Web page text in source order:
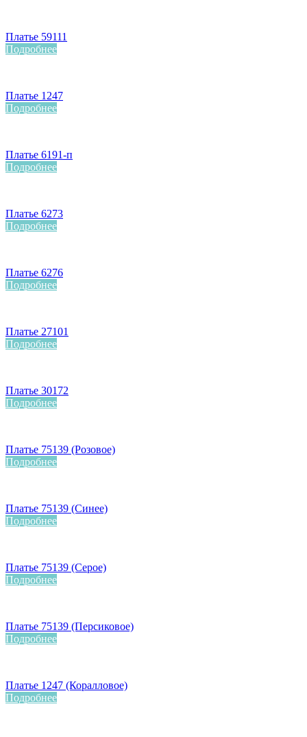
Платье 59111
Подробнее
Платье 1247
Подробнее
Платье 6191-п
Подробнее
Платье 6273
Подробнее
Платье 6276
Подробнее
Платье 27101
Подробнее
Платье 30172
Подробнее
Платье 75139 (Розовое)
Подробнее
Платье 75139 (Синее)
Подробнее
Платье 75139 (Серое)
Подробнее
Платье 75139 (Персиковое)
Подробнее
Платье 1247 (Коралловое)
Подробнее